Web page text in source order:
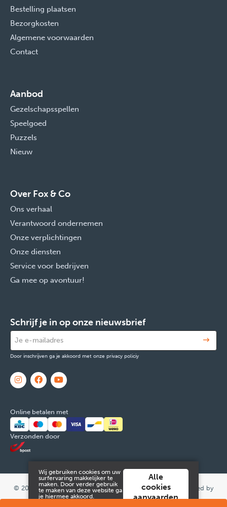
Bestelling plaatsen
Bezorgkosten
Algemene voorwaarden
Contact
Aanbod
Gezelschapsspellen
Speelgoed
Puzzels
Nieuw
Over Fox & Co
Ons verhaal
Verantwoord ondernemen
Onze verplichtingen
Onze diensten
Service voor bedrijven
Ga mee op avontuur!
Schrijf je in op onze nieuwsbrief
Door inschrijven ga je akkoord met onze privacy policiy
Online betalen met
Verzonden door
© 2026 FOX & Cie Ondernemingsnr: 0551.965.335
Powered by
Tilroy.
Wij gebruiken cookies om uw
surfervaring makkelijker te
maken. Door verder gebruik
te maken van deze website ga
je hiermee akkoord.
Alle
cookies
aanvaarden